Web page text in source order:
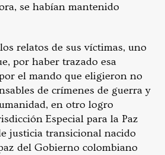
se habían mantenido
relatos de sus víctimas, uno
por haber trazado esa
el mando que eligieron no
de crímenes de guerra y
en otro logro
Especial para la Paz
justicia transicional nacido
del Gobierno colombiano